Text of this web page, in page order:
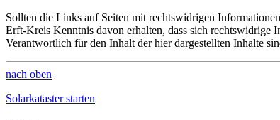
Sollten die Links auf Seiten mit rechtswidrigen
Erft-Kreis Kenntnis davon erhalten, dass sich rechtswidrige
Verantwortlich für den Inhalt der hier dargestellten Inhalte
nach oben
Solarkataster starten